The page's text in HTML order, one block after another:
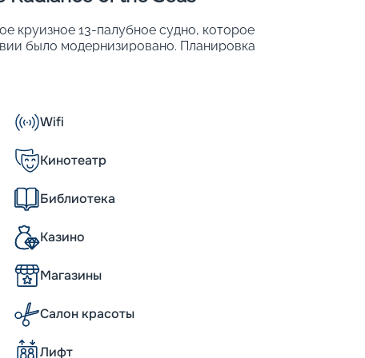
круизное 13-палубное судно, которое
было модернизировано. Планировка
более 90 тысяч тонн. Его
внушительные размеры и солидное
и другие характеристики, такие
до 2 500 человек.
или без него.
Wifi
Кинотеатр
Библиотека
Казино
Магазины
Салон красоты
Лифт